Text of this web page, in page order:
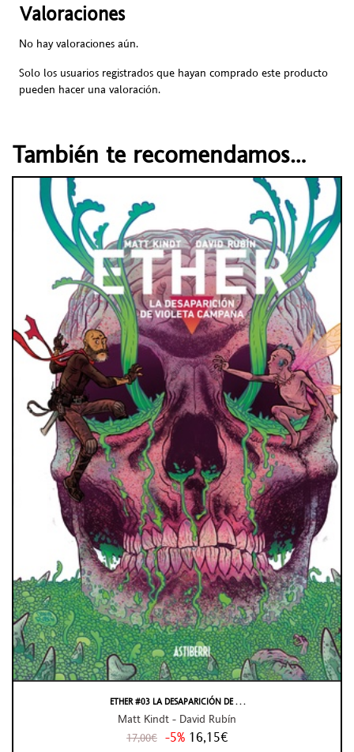
Valoraciones
No hay valoraciones aún.
Solo los usuarios registrados que hayan comprado este producto
pueden hacer una valoración.
También te recomendamos…
ETHER #03 LA DESAPARICIÓN DE . . .
Matt Kindt - David Rubín
17,00€ -5% 16,15€